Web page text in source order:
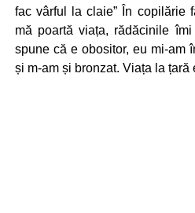
fac vârful la claie” În copilărie
mă poartă viața, rădăcinile
spune că e obositor, eu mi-am
și m-am și bronzat. Viața la țară